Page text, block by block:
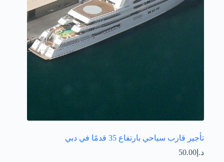
تأجير قارب سياحي بارتفاع 35 قدمًا في دبي
د.إ 50.00